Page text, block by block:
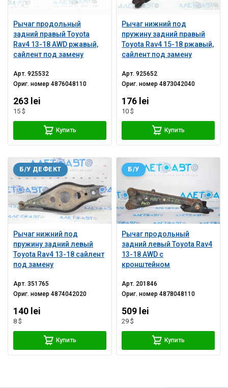
Рычаг продольный
задний правый Toyota
Rav4 13-18 AWD ржавый,
сайлент под замену
Арт.925532
Ориг. номер4876048110
263 lei
15 $
Купить
Рычаг нижний под
пружину задний правый
Toyota Rav4 15-18 ржавый,
сайлент под замену
Арт.925652
Ориг. номер4873042040
176 lei
10 $
Купить
Рычаг нижний под
пружину задний левый
Toyota Rav4 13-18 сайлент
под замену
Б/У ДЕФЕКТ
Арт.351765
Ориг. номер4874042020
140 lei
8 $
Купить
Рычаг продольный
задний левый Toyota Rav4
13-18 AWD с
кронштейном
Б/У
Арт. 201846
Ориг. номер4878048110
509 lei
29 $
Купить